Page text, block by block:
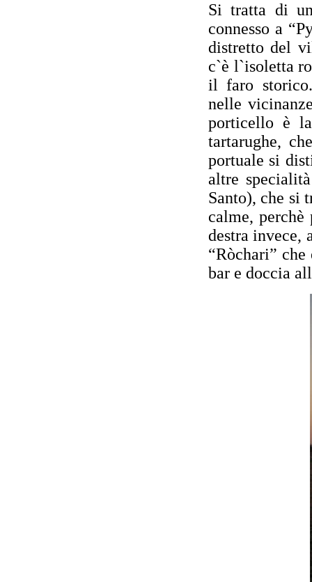
Si tratta di
connesso a
distretto del
c`è l`isoletta
il faro
nelle
porticello è
tartarughe,
portuale si
altre
Santo), che si
calme,
destra invece,
“Ròchari”
bar e doccia